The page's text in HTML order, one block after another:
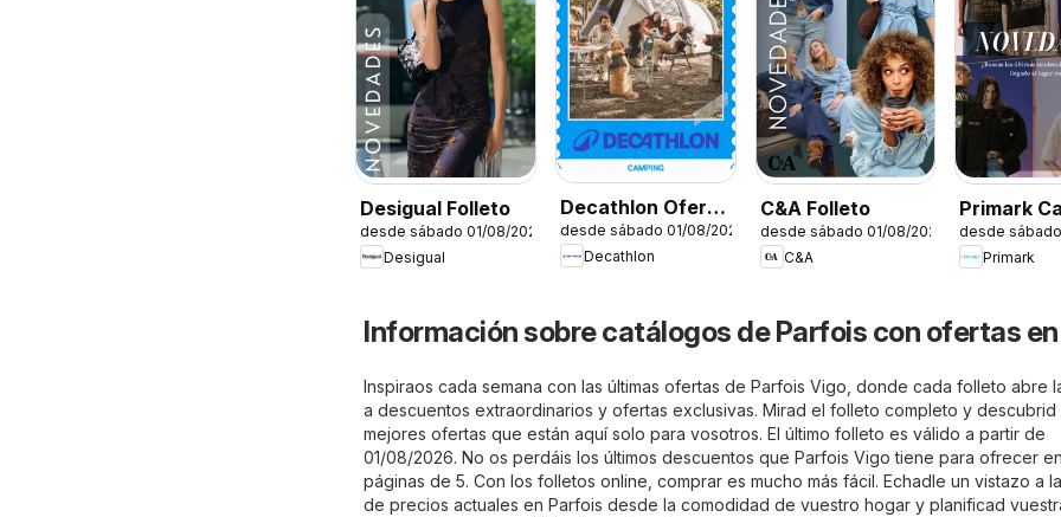
Desigual Folleto
desde sábado 01/08/2026
Desigual
Decathlon Oferta
estacional
desde sábado 01/08/2026
Decathlon
C&A Folleto
desde sábado 01/08/2026
C&A
Primark
desde
Primark
Información sobre catálogos de Parfois con ofertas
Inspiraos cada semana con las últimas ofertas de Parfois Vigo, donde cada folleto abre
a descuentos extraordinarios y ofertas exclusivas. Mirad el folleto completo y descubrid
mejores ofertas que están aquí solo para vosotros. El último folleto es válido a partir de
01/08/2026. No os perdáis los últimos descuentos que Parfois Vigo tiene para ofrecer
páginas de 5. Con los folletos online, comprar es mucho más fácil. Echadle un vistazo a
de precios actuales en Parfois desde la comodidad de vuestro hogar y planificad